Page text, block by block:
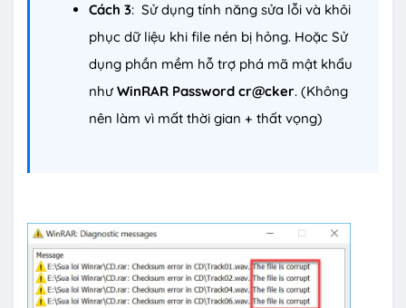
Cách 3: Sử dụng tính năng sửa lỗi và khôi
phục dữ liệu khi file nén bị hỏng. Hoặc Sử
dụng phần mềm hỗ trợ phá mã mật khẩu
nhưWinRAR Password cr@cker. (Không
nên làm vì mất thời gian + thất vọng)